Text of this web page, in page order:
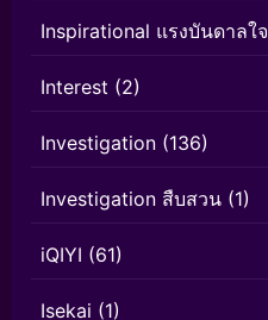
Inspirational แรงบันดาลใจ
Interest (2)
Investigation (136)
Investigation สืบสวน (1)
iQIYI (61)
Isekai (1)